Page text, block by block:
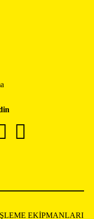
EKİPMANLARI